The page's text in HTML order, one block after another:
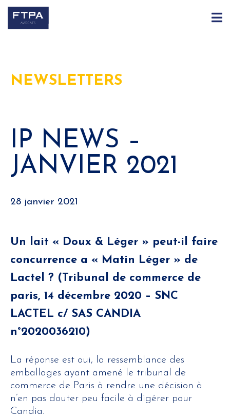
NEWSLETTERS
IP NEWS –
JANVIER 2021
28 janvier 2021
Un lait « Doux & Léger » peut-il faire
concurrence a « Matin Léger » de
Lactel ? (Tribunal de commerce de
paris, 14 décembre 2020 – SNC
LACTEL c/ SAS CANDIA
n°2020036210)
La réponse est oui, la ressemblance des
emballages ayant amené le tribunal de
commerce de Paris à rendre une décision à
n’en pas douter peu facile à digérer pour
Candia.